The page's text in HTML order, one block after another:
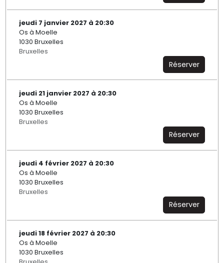
jeudi 7 janvier 2027 à 20:30
Os à Moelle
1030 Bruxelles
Bruxelles
Réserver
jeudi 21 janvier 2027 à 20:30
Os à Moelle
1030 Bruxelles
Bruxelles
Réserver
jeudi 4 février 2027 à 20:30
Os à Moelle
1030 Bruxelles
Bruxelles
Réserver
jeudi 18 février 2027 à 20:30
Os à Moelle
1030 Bruxelles